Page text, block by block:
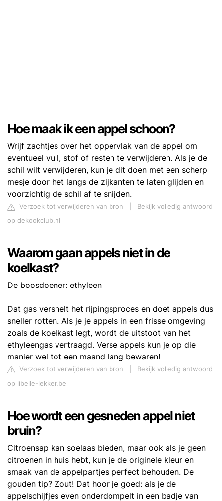
Hoe maak ik een appel schoon?
Wrijf zachtjes over het oppervlak van de appel om
eventueel vuil, stof of resten te verwijderen. Als je de
schil wilt verwijderen, kun je dit doen met een scherp
mesje door het langs de zijkanten te laten glijden en
voorzichtig de schil af te snijden.
Verzoek tot verwijderen van bron
Bekijk volledig antwoord
op dekookclub.nl
Waarom gaan appels niet in de
koelkast?
De boosdoener: ethyleen
Dat gas versnelt het rijpingsproces en doet appels dus
sneller rotten. Als je je appels in een frisse omgeving
zoals de koelkast legt, wordt de uitstoot van het
ethyleengas vertraagd. Verse appels kun je op die
manier wel tot een maand lang bewaren!
Verzoek tot verwijderen van bron
Bekijk volledig antwoord
op libelle-lekker.be
Hoe wordt een gesneden appel niet
bruin?
Citroensap kan soelaas bieden, maar ook als je geen
citroenen in huis hebt, kun je de originele kleur en
smaak van de appelpartjes perfect behouden. De
gouden tip? Zout! Dat hoor je goed: als je de
appelschijfjes even onderdompelt in een badje van